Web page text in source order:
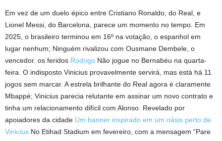
Em vez de um duelo épico entre Cristiano Ronaldo, do Real, e
Lionel Messi, do Barcelona, ​​parece um momento no tempo. Em
2025, o brasileiro terminou em 16º na votação, o espanhol em
lugar nenhum; Ninguém rivalizou com Ousmane Dembele, o
vencedor. os feridos Rodrigo Não jogue no Bernabéu na quarta-
feira. O indisposto Vinicius provavelmente servirá, mas está há 11
jogos sem marcar. A estrela brilhante do Real agora é claramente
Mbappé; Vinicius parecia relutante em assinar um novo contrato e
tinha um relacionamento difícil com Alonso. Revelado por
apoiadores da cidade Um banner inspirado em um oásis perto de
Vinicius No Etihad Stadium em fevereiro, com a mensagem “Pare